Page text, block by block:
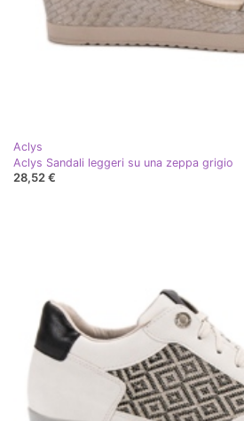
Aclys
Aclys Sandali leggeri su una zeppa grigio
28,52 €